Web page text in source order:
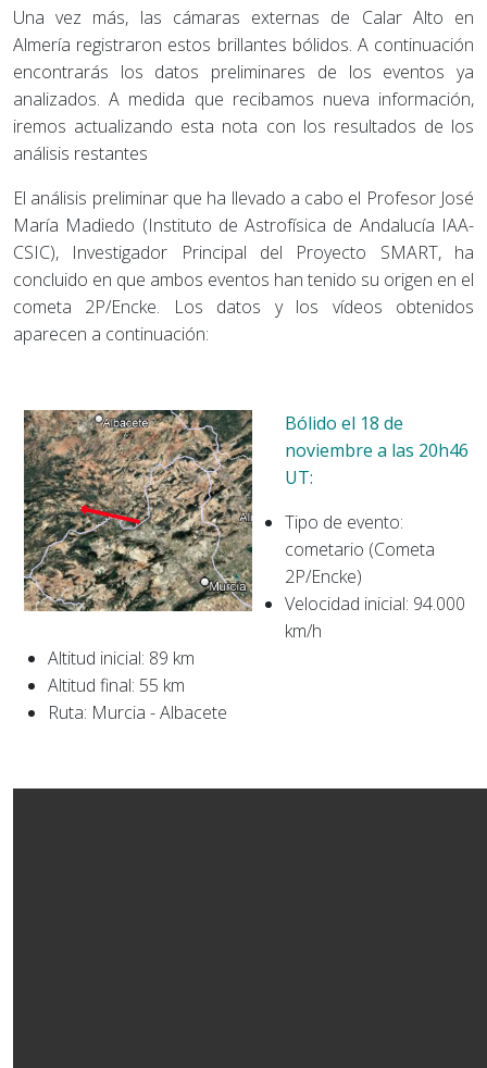
Una vez más, las cámaras externas de Calar Alto en
Almería registraron estos brillantes bólidos. A continuación
encontrarás los datos preliminares de los eventos ya
analizados. A medida que recibamos nueva información,
iremos actualizando esta nota con los resultados de los
análisis restantes
El análisis preliminar que ha llevado a cabo el Profesor José
María Madiedo (Instituto de Astrofísica de Andalucía IAA-
CSIC), Investigador Principal del Proyecto SMART, ha
concluido en que ambos eventos han tenido su origen en el
cometa 2P/Encke. Los datos y los vídeos obtenidos
aparecen a continuación:
Bólido el 18 de
noviembre a las 20h46
UT:
Tipo de evento:
cometario (Cometa
2P/Encke)
Velocidad inicial: 94.000
km/h
Altitud inicial: 89 km
Altitud final: 55 km
Ruta: Murcia - Albacete​